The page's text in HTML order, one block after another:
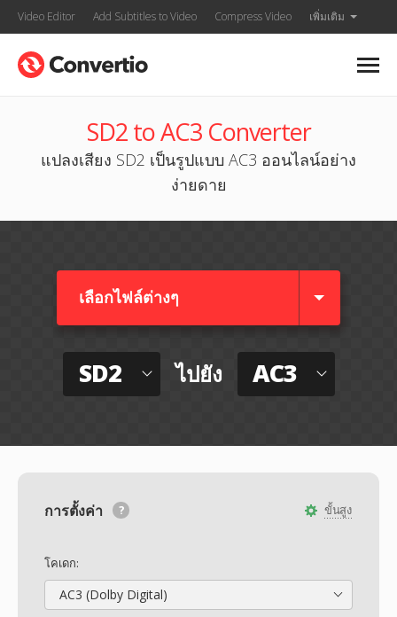
Video Editor Add Subtitles to Video Compress Video เพิ่มเติม
SD2 to AC3 Converter
แปลงเสียง SD2 เป็นรูปแบบ AC3 ออนไลน์อย่าง
ง่ายดาย
เลือกไฟล์ต่างๆ​
SD2 ไปยัง AC3
ขั้นสูง
การตั้งค่า
โคเดก:
AC3 (Dolby Digital)